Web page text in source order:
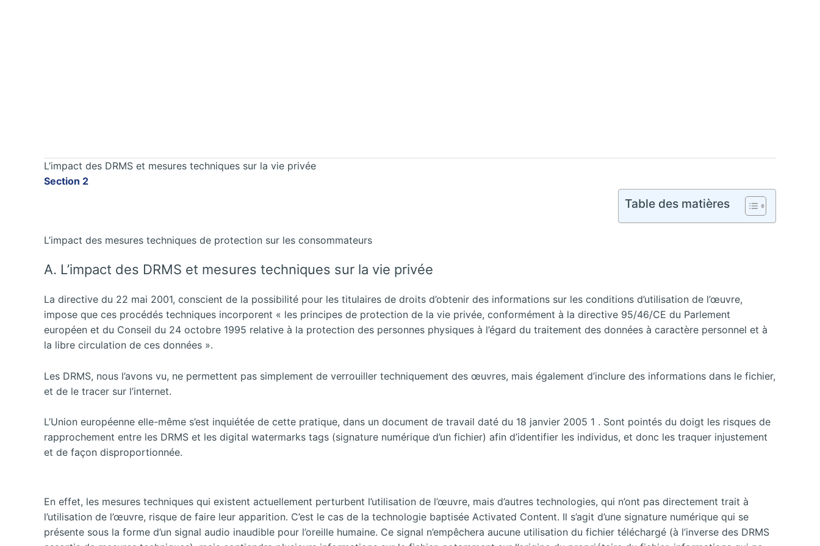
L’impact des DRMS et mesures techniques sur la vie privée
Section 2
Table des matières
L’impact des mesures techniques de protection sur les consommateurs
A. L’impact des DRMS et mesures techniques sur la vie privée
La directive du 22 mai 2001, conscient de la possibilité pour les titulaires de droits d’obtenir des informations sur les conditions d’utilisation de l’œuvre,
impose que ces procédés techniques incorporent « les principes de protection de la vie privée, conformément à la directive 95/46/CE du Parlement
européen et du Conseil du 24 octobre 1995 relative à la protection des personnes physiques à l’égard du traitement des données à caractère personnel et à
la libre circulation de ces données ».
Les DRMS, nous l’avons vu, ne permettent pas simplement de verrouiller techniquement des œuvres, mais également d’inclure des informations dans le fichier,
et de le tracer sur l’internet.
L’Union européenne elle-même s’est inquiétée de cette pratique, dans un document de travail daté du 18 janvier 2005 1 . Sont pointés du doigt les risques de
rapprochement entre les DRMS et les digital watermarks tags (signature numérique d’un fichier) afin d’identifier les individus, et donc les traquer injustement
et de façon disproportionnée.
En effet, les mesures techniques qui existent actuellement perturbent l’utilisation de l’œuvre, mais d’autres technologies, qui n’ont pas directement trait à
l’utilisation de l’œuvre, risque de faire leur apparition. C’est le cas de la technologie baptisée Activated Content. Il s’agit d’une signature numérique qui se
présente sous la forme d’un signal audio inaudible pour l’oreille humaine. Ce signal n’empêchera aucune utilisation du fichier téléchargé (à l’inverse des DRMS